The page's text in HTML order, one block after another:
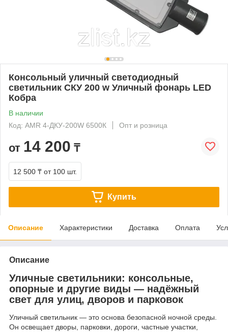
Консольный уличный светодиодный
светильник СКУ 200 w Уличный фонарь LED
Кобра
В наличии
Код: AMR 4-ДКУ-200W 6500К
Опт и розница
от 14 200 ₸
12 500 ₸ от 100 шт.
Купить
Описание Характеристики Доставка Оплата
Описание
Уличные светильники: консольные,
опорные и другие виды — надёжный
свет для улиц, дворов и парковок
Уличный светильник — это основа безопасной ночной среды.
Он освещает дворы, парковки, дороги, частные участки,